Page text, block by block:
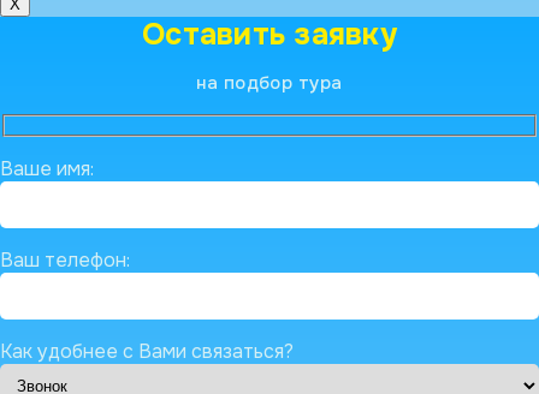
X
Оставить заявку
на подбор тура
Ваше имя:
Ваш телефон:
Как удобнее с Вами связаться?